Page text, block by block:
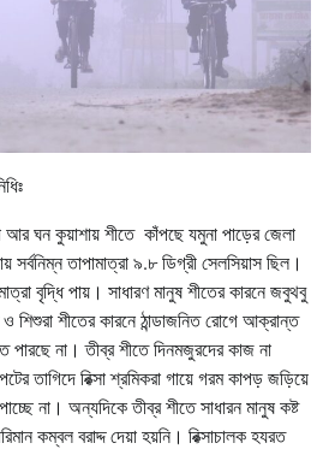
আর ঘন কুয়াশায় শীতে কাঁপছে যমুনা পাড়ের জেলা
সর্বনিম্ন তাপামাত্রা ৯.৮ ডিগ্রী সেলসিয়াস ছিল।
বৃদ্ধি পায়। সাধারণ মানুষ শীতের কারনে জবুথবু
শীতের কারনে ঠান্ডাজনিত রোগে আক্রান্ত
না। তীব্র শীতে দিনমজুরদের কাজ না
তাগিদে রিক্সা শ্রমিকরা গায়ে গরম কাপড় জড়িয়ে
না। অন্যদিকে তীব্র শীতে সাধারন মানুষ কষ্ট
কম্বল বরাদ্দ দেয়া হয়নি। রিক্সাচালক হযরত